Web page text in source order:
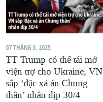
07 THÁNG 3, 2025
TT Trump có thể tái mở
viện trợ cho Ukraine, VN
sắp ‘đặc xá án Chung
thân’ nhân dịp 30/4